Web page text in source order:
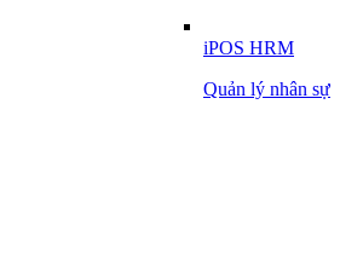
iPOS HRM
Quản lý nhân sự